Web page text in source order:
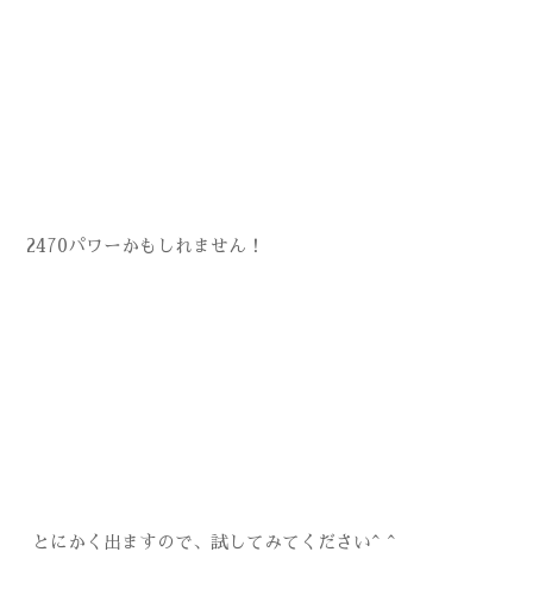
2470パワーかもしれません！
とにかく出ますので、試してみてください^ ^